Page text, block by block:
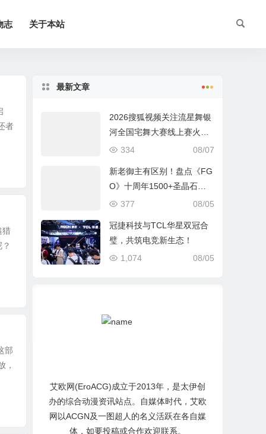
志 关于本站
者
猎
部
，
最新文章
2026搜狐视频关注流星舞银
河全国宅舞大赛线上赛火热
进行中
08/07
334
新老御主有区别！盘点《FG
O》十周年1500+圣晶石福
利全部获取方式
08/05
377
冠捷科技与TCL华星双冠合
璧，共筑电竞新生态！
08/05
1,074
艾欧网(EroACG)成立于2013年，是太伊创
办的综合动漫资讯站点。自媒体时代，艾欧
网以ACGN及一图超人的名义活跃在各自媒
体，如要投稿或合作欢迎联系。